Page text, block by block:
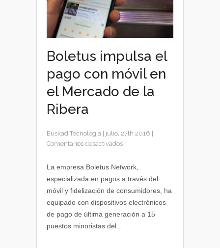
Boletus impulsa el
pago con móvil en
el Mercado de la
Ribera
EuskadiTecnologia julio, 27th 2016
Comentarios desactivadosen
impulsa
con
móvil
en
La empresa Boletus Network,
especializada en pagos a través del
móvil y fidelización de consumidores, ha
equipado con dispositivos electrónicos
de pago de última generación a 15
puestos minoristas del...